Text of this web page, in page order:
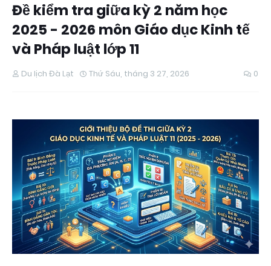
Đề kiểm tra giữa kỳ 2 năm học
2025 - 2026 môn Giáo dục Kinh tế
và Pháp luật lớp 11
Du lịch Đà Lạt Thứ Sáu, tháng 3 27, 2026 0